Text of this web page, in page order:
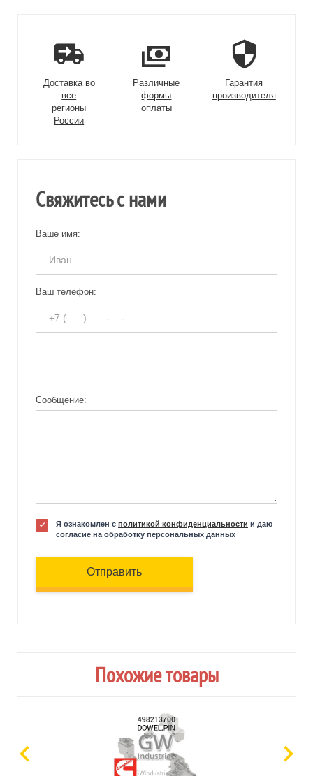
Доставка во
все
регионы
России
Различные
формы
оплаты
Гарантия
производителя
Свяжитесь с нами
Ваше имя:
Ваш телефон:
Сообщение:
Я ознакомлен с политикой конфиденциальности и даю
согласие на обработку персональных данных
Отправить
Похожие товары